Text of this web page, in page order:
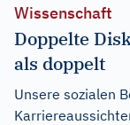
Wissenschaft
Doppelte
als doppelt
Unsere sozialen